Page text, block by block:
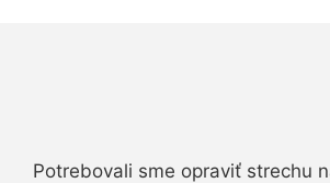
Potrebovali sme opraviť strechu